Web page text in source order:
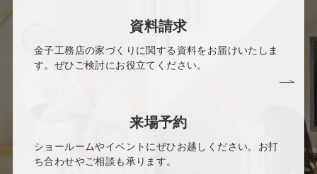
資料請求
金子工務店の家づくりに関する資料をお届けいたしま
す。ぜひご検討にお役立てください。
来場予約
ショールームやイベントにぜひお越しください。お打
ち合わせやご相談も承ります。